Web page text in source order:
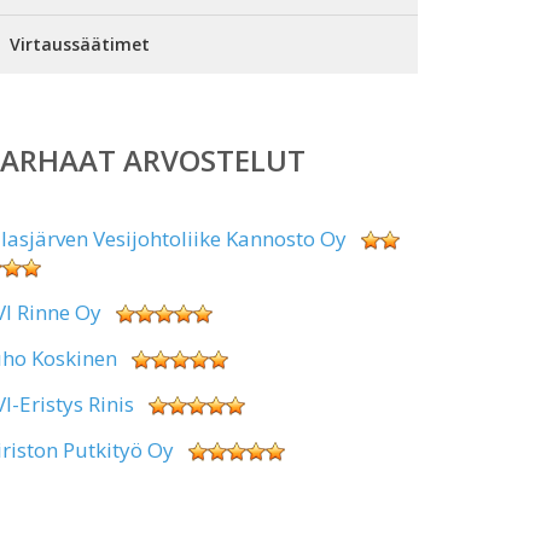
Virtaussäätimet
ARVOSTELUT
Vesijohtoliike Kannosto Oy
Rinne Oy
Koskinen
Eristys Rinis
Putkityö Oy